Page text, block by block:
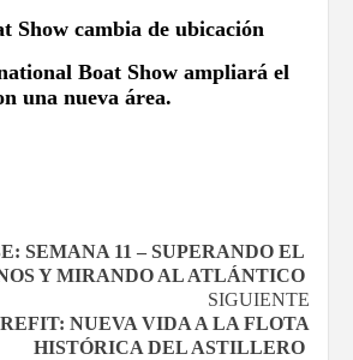
Show cambia de ubicación
Boat Show ampliará el
una nueva área.
SEMANA 11 – SUPERANDO EL
Y MIRANDO AL ATLÁNTICO
SIGUIENTE
NUEVA VIDA A LA FLOTA
HISTÓRICA DEL ASTILLERO